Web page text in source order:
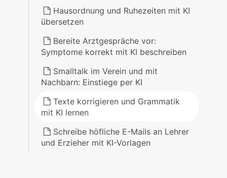
Hausordnung und Ruhezeiten mit KI
übersetzen
Bereite Arztgespräche vor:
Symptome korrekt mit KI beschreiben
Smalltalk im Verein und mit
Nachbarn: Einstiege per KI
Texte korrigieren und Grammatik
mit KI lernen
Schreibe höfliche E-Mails an Lehrer
und Erzieher mit KI-Vorlagen